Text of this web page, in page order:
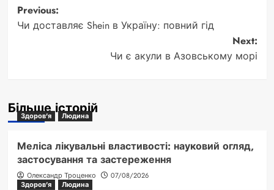
Post
navigation
Previous:
Чи доставляє Shein в Україну: повний гід
Next:
Чи є акули в Азовському морі
Більше історій
Здоров'я Людина
Меліса лікувальні властивості: науковий огляд,
застосування та застереження
Олександр Троценко
07/08/2026
Здоров'я
Людина